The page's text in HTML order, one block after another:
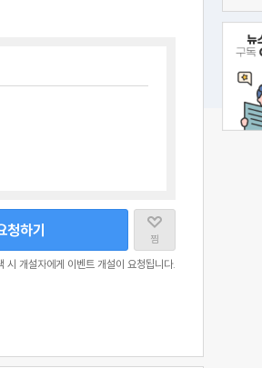
찜
청하기
시 개설자에게 이벤트 개설이 요청됩니다.